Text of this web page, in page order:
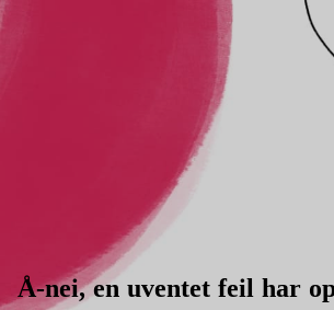
Å-nei, en uventet feil har